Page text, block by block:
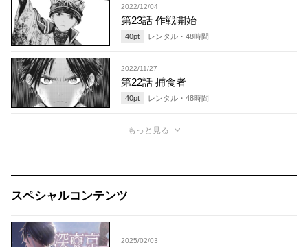
2022/12/04
第23話 作戦開始
40pt レンタル・ 48時間
2022/11/27
第22話 捕食者
40pt レンタル・ 48時間
もっと見る
スペシャルコンテンツ
2025/02/03